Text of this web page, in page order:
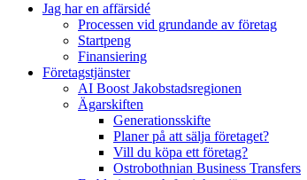
Jag har en affärsidé
Processen vid grundande av företag
Startpeng
Finansiering
Företagstjänster
AI Boost Jakobstadsregionen
Ägarskiften
Generationsskifte
Planer på att sälja företaget?
Vill du köpa ett företag?
Ostrobothnian Business Transfers